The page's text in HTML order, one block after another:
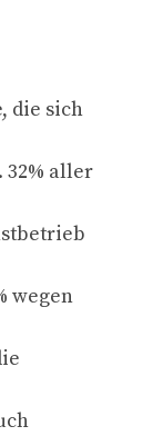
die sich
32% aller
wegen